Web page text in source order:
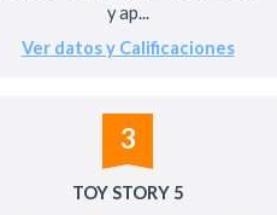
y ap...
Ver datos y Calificaciones
3
TOY STORY 5